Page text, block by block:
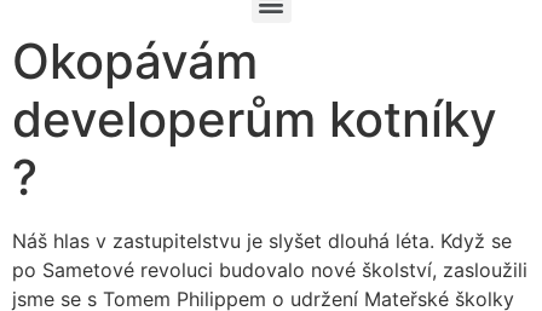
Okopávám
developerům kotníky
?
Náš hlas v zastupitelstvu je slyšet dlouhá léta. Když se
po Sametové revoluci budovalo nové školství, zasloužili
jsme se s Tomem Philippem o udržení Mateřské školky